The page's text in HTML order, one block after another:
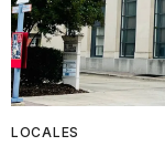
LOCALES